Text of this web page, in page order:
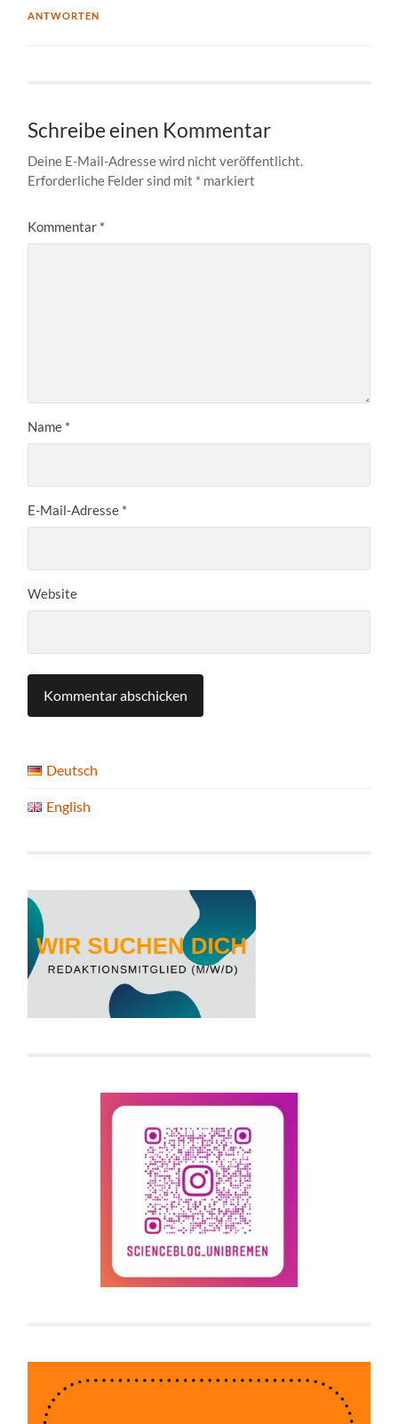
ANTWORTEN
Schreibe einen Kommentar
Deine E-Mail-Adresse wird nicht veröffentlicht.
Erforderliche Felder sind mit * markiert
Kommentar *
Name *
E-Mail-Adresse *
Website
Deutsch
English